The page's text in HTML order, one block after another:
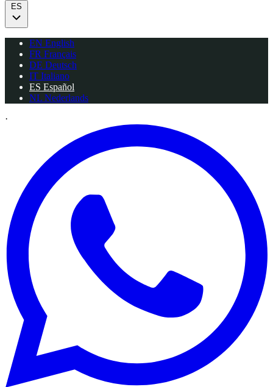
ES
EN English
FR Français
DE Deutsch
IT Italiano
ES Español
NL Nederlands
·